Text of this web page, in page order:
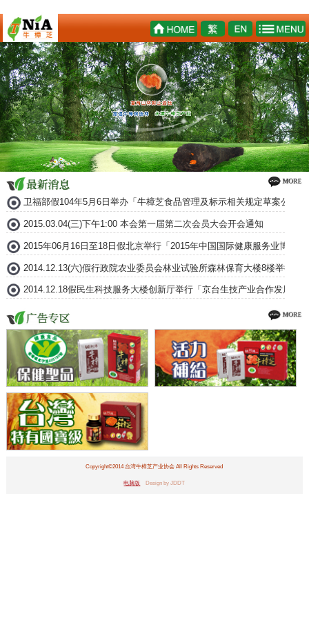
卫福部假104年5月6日举办「牛樟芝食品管理及标示相关规定草案公听
2015.03.04(三)下午1:00 本会第一届第二次会员大会开会通知
2015年06月16日至18日假北京举行「2015年中国国际健康服务业博览
2014.12.13(六)假行政院农业委员会林业试验所森林保育大楼8楼举行「
2014.12.18假民生科技服务大楼创新厅举行「京台生技产业合作发展论
Copyright©2014 台湾牛樟芝产业协会 All Rights Reserved
电脑版 Design by JDDT